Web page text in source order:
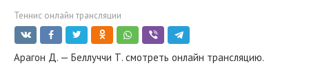
Теннис онлайн трансляции
Арагон Д. — Беллуччи Т. смотреть онлайн трансляцию.